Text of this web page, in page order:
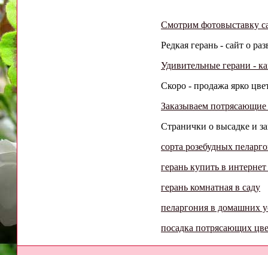
Смотрим фотовыставку
Редкая герань - сайт о
Удивительные герани -
Скоро - продажа ярко
Заказываем потрясающие
Странички о высадке и
сорта розебудных
герань купить в
герань комнатная в саду
пеларгония в домашних
посадка потрясающих